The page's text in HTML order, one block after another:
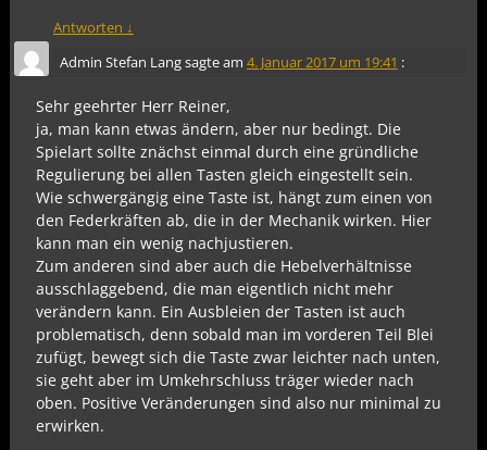
Antworten ↓
Admin Stefan Langsagte am 4. Januar 2017 um 19:41 :
Sehr geehrter Herr Reiner,
ja, man kann etwas ändern, aber nur bedingt. Die
Spielart sollte znächst einmal durch eine gründliche
Regulierung bei allen Tasten gleich eingestellt sein.
Wie schwergängig eine Taste ist, hängt zum einen von
den Federkräften ab, die in der Mechanik wirken. Hier
kann man ein wenig nachjustieren.
Zum anderen sind aber auch die Hebelverhältnisse
ausschlaggebend, die man eigentlich nicht mehr
verändern kann. Ein Ausbleien der Tasten ist auch
problematisch, denn sobald man im vorderen Teil Blei
zufügt, bewegt sich die Taste zwar leichter nach unten,
sie geht aber im Umkehrschluss träger wieder nach
oben. Positive Veränderungen sind also nur minimal zu
erwirken.